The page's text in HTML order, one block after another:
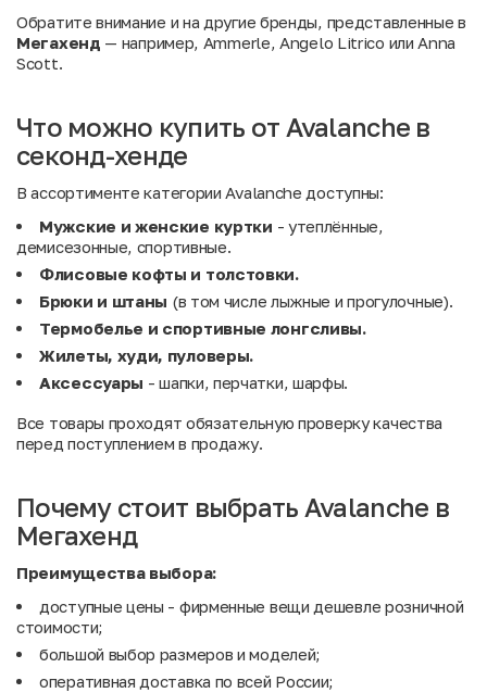
Обратите внимание и на другие бренды, представленные в
Мегахенд — например, Ammerle, Angelo Litrico или Anna
Scott.
Что можно купить от Avalanche в
секонд-хенде
В ассортименте категории Avalanche доступны:
Мужские и женские куртки - утеплённые,
демисезонные, спортивные.
Флисовые кофты и толстовки.
Брюки и штаны (в том числе лыжные и прогулочные).
Термобелье и спортивные лонгсливы.
Жилеты, худи, пуловеры.
Аксессуары - шапки, перчатки, шарфы.
Все товары проходят обязательную проверку качества
перед поступлением в продажу.
Почему стоит выбрать Avalanche в
Мегахенд
Преимущества выбора:
доступные цены - фирменные вещи дешевле розничной
стоимости;
большой выбор размеров и моделей;
оперативная доставка по всей России;